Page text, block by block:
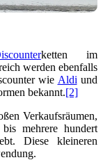
ketten im
werden ebenfalls
wie Aldi und
bekannt.[2]
Verkaufsräumen,
mehrere hundert
Diese kleineren